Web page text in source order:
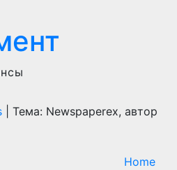
Тема: Newspaperex, автор
Home